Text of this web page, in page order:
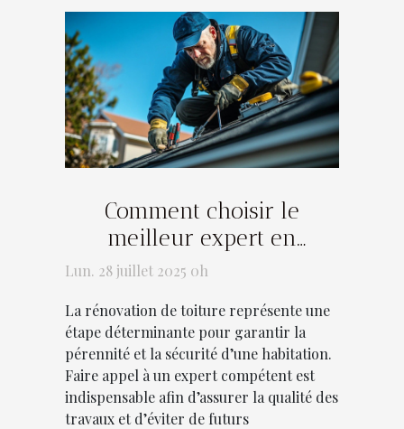
Comment choisir le
meilleur expert en
rénovation de toiture ?
Lun. 28 juillet 2025 0h
La rénovation de toiture représente une
étape déterminante pour garantir la
pérennité et la sécurité d’une habitation.
Faire appel à un expert compétent est
indispensable afin d’assurer la qualité des
travaux et d’éviter de futurs